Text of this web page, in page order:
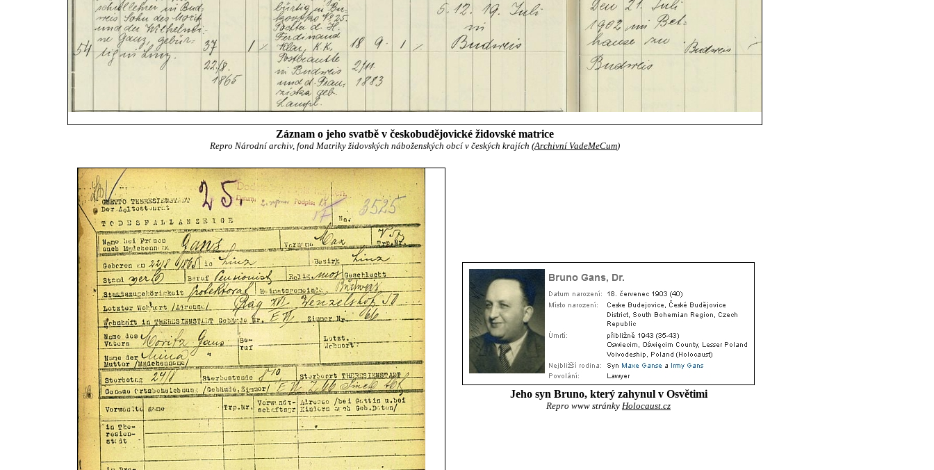
Záznam o jeho svatbě v českobudějovické židovské matrice
Repro Národní archiv, fond Matriky židovských náboženských obcí v českých krajích (Archivní VadeMeCum)
Jeho syn Bruno, který zahynul v Osvětimi
Repro www stránky Holocaust.cz